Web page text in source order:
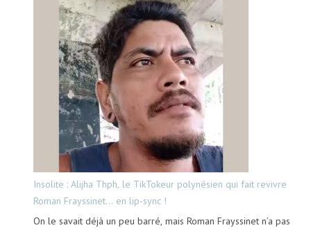
Insolite : Alijha Thph, le TikTokeur polynésien qui fait revivre
Roman Frayssinet… en lip-sync !
On le savait déjà un peu barré, mais Roman Frayssinet n’a pas